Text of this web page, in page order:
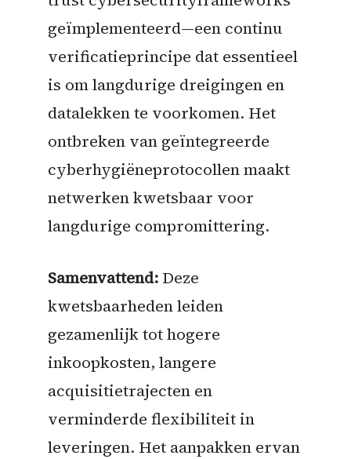
geïmplementeerd—een continu
verificatieprincipe dat essentieel
is om langdurige dreigingen en
datalekken te voorkomen. Het
ontbreken van geïntegreerde
cyberhygiëneprotocollen maakt
netwerken kwetsbaar voor
langdurige compromittering.
Samenvattend:Deze
kwetsbaarheden leiden
gezamenlijk tot hogere
inkoopkosten, langere
acquisitietrajecten en
verminderde flexibiliteit in
leveringen. Het aanpakken ervan